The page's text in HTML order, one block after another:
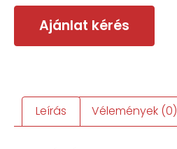
Ajánlat kérés
Leírás Vélemények (0)